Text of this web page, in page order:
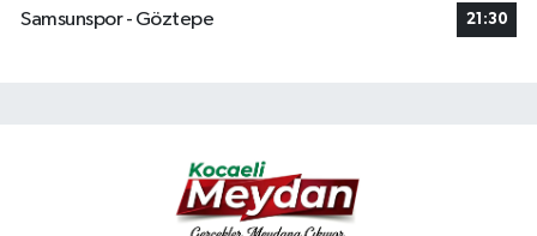
Samsunspor - Göztepe
21:30